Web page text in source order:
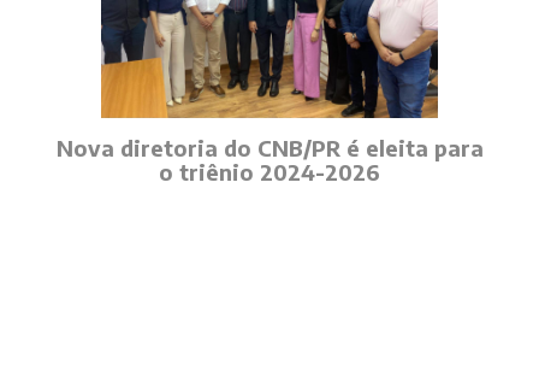
Nova diretoria do CNB/PR é eleita para
o triênio 2024-2026